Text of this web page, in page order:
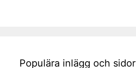
Populära inlägg och sidor